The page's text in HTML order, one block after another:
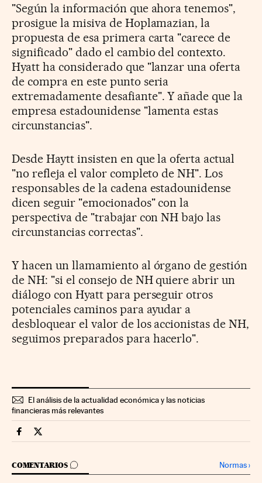
"Según la información que ahora tenemos",
prosigue la misiva de Hoplamazian, la
propuesta de esa primera carta "carece de
significado" dado el cambio del contexto.
Hyatt ha considerado que "lanzar una oferta
de compra en este punto seria
extremadamente desafiante". Y añade que la
empresa estadounidense "lamenta estas
circunstancias".
Desde Haytt insisten en que la oferta actual
"no refleja el valor completo de NH". Los
responsables de la cadena estadounidense
dicen seguir "emocionados" con la
perspectiva de "trabajar con NH bajo las
circunstancias correctas".
Y hacen un llamamiento al órgano de gestión
de NH: "si el consejo de NH quiere abrir un
diálogo con Hyatt para perseguir otros
potenciales caminos para ayudar a
desbloquear el valor de los accionistas de NH,
seguimos preparados para hacerlo".
El análisis de la actualidad económica y las noticias
financieras más relevantes
Companias Cinco Días en Facebook
Companias Cinco Días en Twitter
COMENTARIOS
IR A LOS COMENTARIOS Normas›